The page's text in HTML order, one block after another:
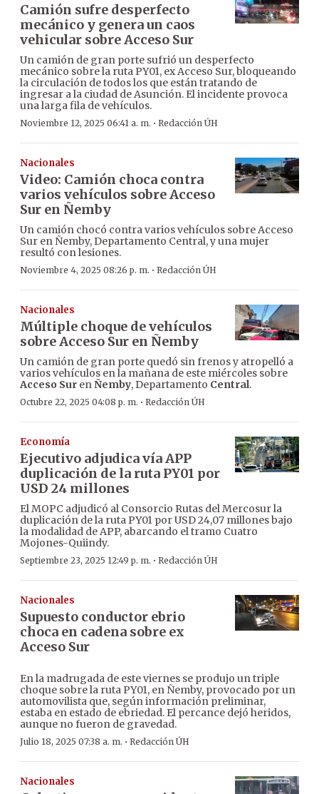
Camión sufre desperfecto
mecánico y genera un caos
vehicular sobre Acceso Sur
Un camión de gran porte sufrió un desperfecto
mecánico sobre la ruta PY01, ex Acceso Sur, bloqueando
la circulación de todos los que están tratando de
ingresar a la ciudad de Asunción. El incidente provoca
una larga fila de vehículos.
Noviembre 12, 2025 06:41 a. m. · Redacción ÚH
Nacionales
Video: Camión choca contra
varios vehículos sobre Acceso
Sur en Ñemby
Un camión chocó contra varios vehículos sobre Acceso
Sur en Ñemby, Departamento Central, y una mujer
resultó con lesiones.
Noviembre 4, 2025 08:26 p. m. · Redacción ÚH
Nacionales
Múltiple choque de vehículos
sobre Acceso Sur en Ñemby
Un camión de gran porte quedó sin frenos y atropelló a
varios vehículos en la mañana de este miércoles sobre
Acceso Sur enÑemby, Departamento Central.
Octubre 22, 2025 04:08 p. m. · Redacción ÚH
Economía
Ejecutivo adjudica vía APP
duplicación de la ruta PY01 por
USD 24 millones
El MOPC adjudicó al Consorcio Rutas del Mercosur la
duplicación de la ruta PY01 por USD 24,07 millones bajo
la modalidad de APP, abarcando el tramo Cuatro
Mojones-Quiindy.
Septiembre 23, 2025 12:49 p. m. · Redacción ÚH
Nacionales
Supuesto conductor ebrio
choca en cadena sobre ex
Acceso Sur
En la madrugada de este viernes se produjo un triple
choque sobre la ruta PY01, en Ñemby, provocado por un
automovilista que, según información preliminar,
estaba en estado de ebriedad. El percance dejó heridos,
aunque no fueron de gravedad.
Julio 18, 2025 07:38 a. m. · Redacción ÚH
Nacionales